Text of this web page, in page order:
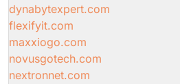
dynabytexpert.com
flexifyit.com
maxxiogo.com
novusgotech.com
nextronnet.com